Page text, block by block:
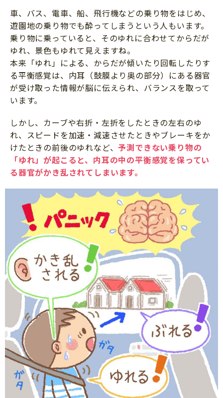
車、バス、電車、船、飛行機などの乗り物をはじめ、
遊園地の乗り物でも酔ってしまうという人もいます。
乗り物に乗っていると、そのゆれに合わせてからだが
ゆれ、景色もゆれて見えますね。
本来「ゆれ」による、からだが傾いたり回転したりす
る平衡感覚は、内耳（鼓膜より奥の部分）にある器官
が受け取った情報が脳に伝えられ、バランスを取って
います。
しかし、カーブや右折・左折をしたときの左右のゆ
れ、スピードを加速・減速させたときやブレーキをか
けたときの前後のゆれなど、予測できない乗り物の
「ゆれ」が起こると、内耳の中の平衡感覚を保ってい
る器官がかき乱されてしまいます。